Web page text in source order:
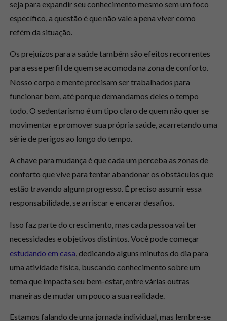
seja para expandir seu conhecimento mesmo sem um foco
específico, a questão é que não vale a pena viver como
refém da situação.
Os prejuízos para a saúdetambém são efeitos recorrentes
para esse perfil de quem se acomoda na zona de conforto.
Nosso corpo e mente precisam ser trabalhados para
funcionar bem, até porque demandamos deles o tempo
todo. O sedentarismo é um tipo claro de quem não quer se
movimentar e promover sua própria saúde, acarretando uma
série de perigos ao longo do tempo.
A chave para mudança é que cada um perceba as zonas de
conforto que vive para tentar abandonar os obstáculos que
estão travando algum progresso. É preciso assumir essa
responsabilidade, se arriscar e encarar desafios.
Isso faz parte do crescimento, mas cada pessoa vai ter
necessidades e objetivos distintos. Você pode começar
estudando em casa, dedicando alguns minutos do dia para
uma atividade física, buscando conhecimento sobre um
tema que impacta seu bem-estar, entre várias outras
maneiras de mudar um pouco a sua realidade.
Estamos falando de uma jornada individual, mas lembre-se